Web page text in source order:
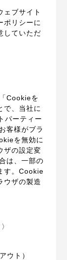
ェブサイト
ポリシーに
していただ
Cookieを
で、当社に
パーティー
客様がブラ
を無効に
ザの設定変
は、一部の
す。Cookie
ウザの製造
ウト）